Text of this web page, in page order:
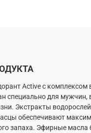
Active с комплексом
специально для мужчин,
Экстракты
обеспечивают
запаха. Эфирные масла